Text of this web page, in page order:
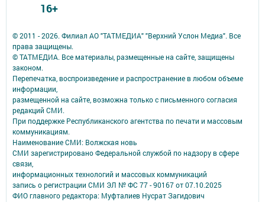
© 2011 - 2026. Филиал АО "ТАТМЕДИА" "Верхний Услон Медиа". Все
права защищены.
© ТАТМЕДИА. Все материалы, размещенные на сайте, защищены
законом.
Перепечатка, воспроизведение и распространение в любом объеме
информации,
размещенной на сайте, возможна только с письменного согласия
редакций СМИ.
При поддержке Республиканского агентства по печати и массовым
коммуникациям.
Наименование СМИ: Волжская новь
СМИ зарегистрировано Федеральной службой по надзору в сфере
связи,
информационных технологий и массовых коммуникаций
запись о регистрации СМИ ЭЛ № ФС 77 - 90167 от 07.10.2025
ФИО главного редактора: Муфталиев Нусрат Загидович
16+